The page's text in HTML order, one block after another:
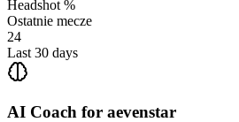
Headshot %
Ostatnie mecze
24
Last 30 days
AI Coach for aevenstar